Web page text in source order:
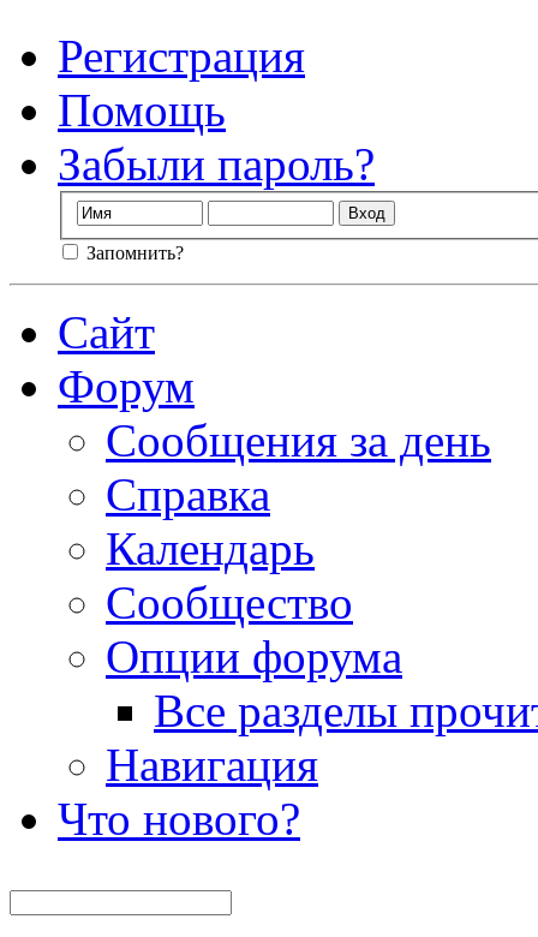
Регистрация
Помощь
Забыли пароль?
Запомнить?
Сайт
Форум
Сообщения за день
Справка
Календарь
Сообщество
Опции форума
Все разделы
Навигация
Что нового?